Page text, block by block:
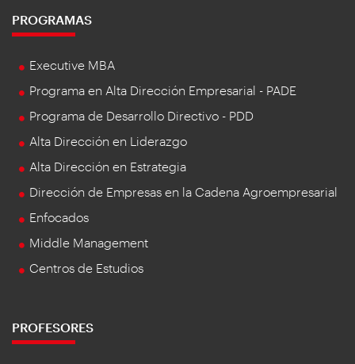
PROGRAMAS
Executive MBA
Programa en Alta Dirección Empresarial - PADE
Programa de Desarrollo Directivo - PDD
Alta Dirección en Liderazgo
Alta Dirección en Estrategia
Dirección de Empresas en la Cadena Agroempresarial
Enfocados
Middle Management
Centros de Estudios
PROFESORES